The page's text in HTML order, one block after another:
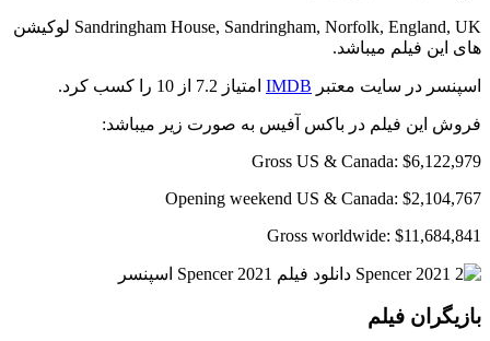
Sandringham House, Sandringham, Norfolk, England, UK لوکیشن
های این فیلم میباشد.
اسپنسر در سایت معتبر IMDB امتیاز 7.2 از 10 را کسب کرد.
فروش این فیلم در باکس آفیس به صورت زیر میباشد:
Gross US & Canada: $6,122,979
Opening weekend US & Canada: $2,104,767
Gross worldwide: $11,684,841
بازیگران فیلم